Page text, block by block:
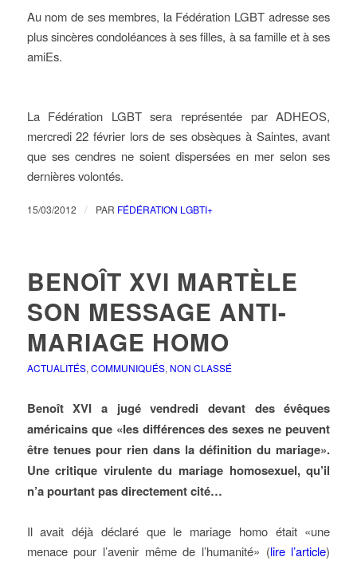
Au nom de ses membres, la Fédération LGBT adresse ses
plus sincères condoléances à ses filles, à sa famille et à ses
amiEs.
La Fédération LGBT sera représentée par ADHEOS,
mercredi 22 février lors de ses obsèques à Saintes, avant
que ses cendres ne soient dispersées en mer selon ses
dernières volontés.
15/03/2012 / PAR FÉDÉRATION LGBTI+
BENOÎT XVI MARTÈLE
SON MESSAGE ANTI-
MARIAGE HOMO
ACTUALITÉS, COMMUNIQUÉS, NON CLASSÉ
Benoît XVI a jugé vendredi devant des évêques
américains que «les différences des sexes ne peuvent
être tenues pour rien dans la définition du mariage».
Une critique virulente du mariage homosexuel, qu’il
n’a pourtant pas directement cité…
Il avait déjà déclaré que le mariage homo était «une
menace pour l’avenir même de l’humanité» (lire l’article)